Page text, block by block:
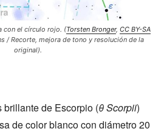
con el círculo rojo. (Torsten Bronger, CC BY-SA
/ Recorte, mejora de tono y resolución de la
original).
brillante de Escorpio (θ Scorpii)
de color blanco con diámetro 20